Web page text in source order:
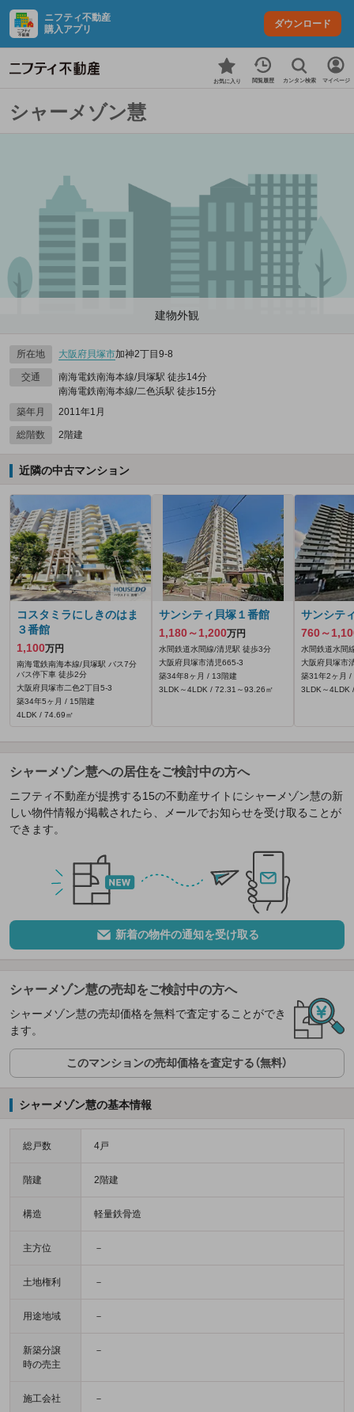
ニフティ不動産
購入アプリ
ダウンロード
お気に入り 閲覧履歴 カンタン検索 マイページ
シャーメゾン慧
建物外観
所在地 大阪府貝塚市加神2丁目9-8
交通
南海電鉄南海本線/貝塚駅 徒歩14分
南海電鉄南海本線/二色浜駅 徒歩15分
築年月
2011年1月
総階数 2階建
近隣の中古マンション
コスタミラにしきのはま
３番館
1,100万円
南海電鉄南海本線/貝塚駅 バス7分
バス停下車 徒歩2分
大阪府貝塚市二色2丁目5-3
築34年5ヶ月 / 15階建
4LDK / 74.69㎡
サンシティ貝塚１番館
1,180～1,200万円
水間鉄道水間線/清児駅 徒歩3分
大阪府貝塚市清児665‐3
築34年8ヶ月 / 13階建
3LDK～4LDK / 72.31～93.26㎡
サンシテ
760～
水間鉄道水間
大阪府貝塚市
築31年2ヶ月 /
3LDK～4LDK
シャーメゾン慧への居住をご検討中の方へ
ニフティ不動産が提携する15の不動産サイトにシャーメゾン慧の新
しい物件情報が掲載されたら、メールでお知らせを受け取ることが
できます。
新着の物件の通知を受け取る
シャーメゾン慧の売却をご検討中の方へ
シャーメゾン慧の売却価格を無料で査定することができ
ます。
このマンションの売却価格を査定する（無料）
シャーメゾン慧の基本情報
総戸数 4戸
階建 2階建
構造 軽量鉄骨造
主方位 －
土地権利 －
用途地域 －
新築分譲
時の売主
－
施工会社 －